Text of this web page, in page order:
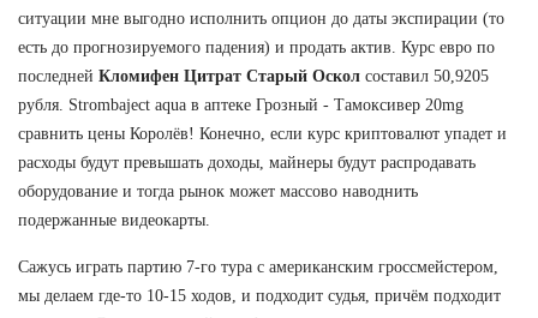
ситуации мне выгодно исполнить опцион до даты экспирации (то
есть до прогнозируемого падения) и продать актив. Курс евро по
последней Кломифен Цитрат Старый Оскол составил 50,9205
рубля. Strombaject aqua в аптеке Грозный - Тамоксивер 20mg
сравнить цены Королёв! Конечно, если курс криптовалют упадет и
расходы будут превышать доходы, майнеры будут распродавать
оборудование и тогда рынок может массово наводнить
подержанные видеокарты.
Сажусь играть партию 7-го тура с американским гроссмейстером,
мы делаем где-то 10-15 ходов, и подходит судья, причём подходит